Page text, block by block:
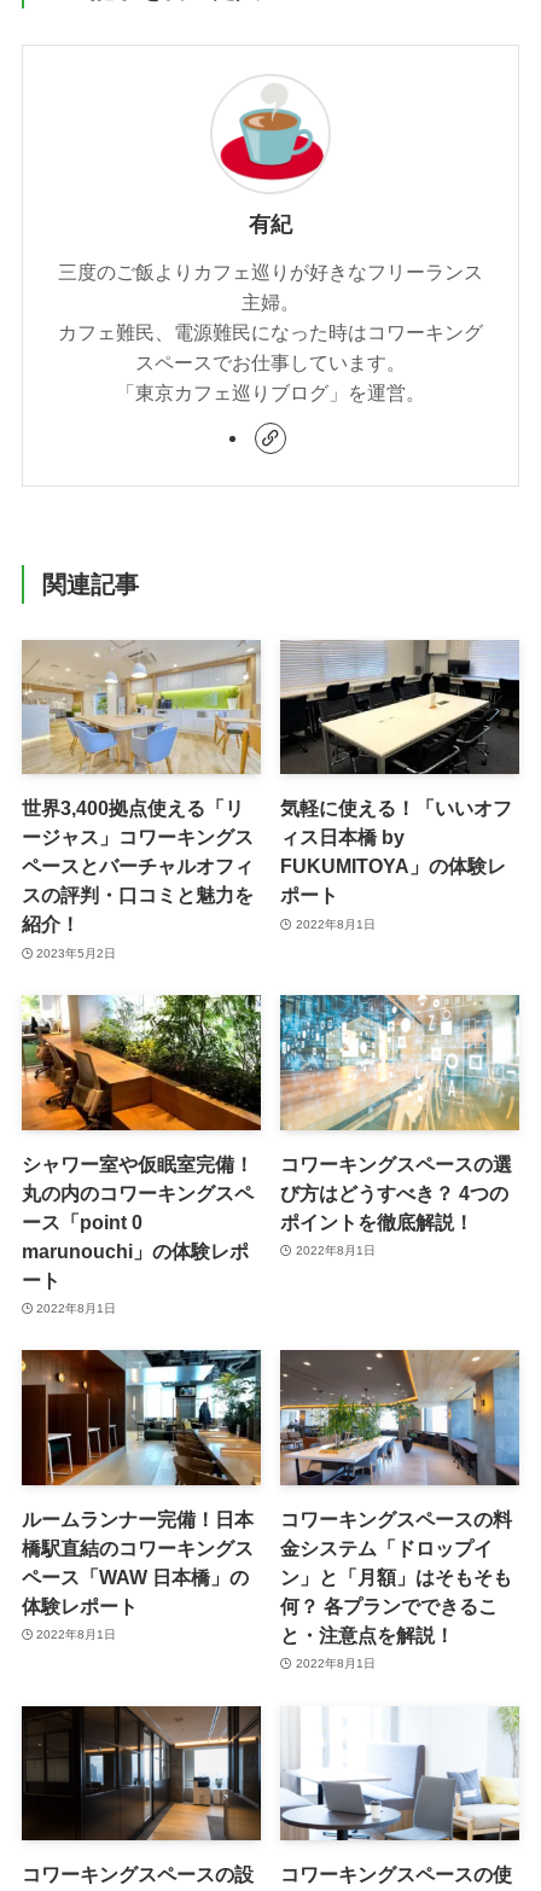
有紀
三度のご飯よりカフェ巡りが好きなフリーランス
主婦。
カフェ難民、電源難民になった時はコワーキング
スペースでお仕事しています。
「東京カフェ巡りブログ」を運営。
関連記事
世界3,400拠点使える「リ
ージャス」コワーキングス
ペースとバーチャルオフィ
スの評判・口コミと魅力を
紹介！
2023年5月2日
気軽に使える！「いいオフ
ィス日本橋 by
FUKUMITOYA」の体験レ
ポート
2022年8月1日
シャワー室や仮眠室完備！
丸の内のコワーキングスペ
ース「point 0
marunouchi」の体験レポ
ート
2022年8月1日
コワーキングスペースの選
び方はどうすべき？ 4つの
ポイントを徹底解説！
2022年8月1日
ルームランナー完備！日本
橋駅直結のコワーキングス
ペース「WAW 日本橋」の
体験レポート
2022年8月1日
コワーキングスペースの料
金システム「ドロップイ
ン」と「月額」はそもそも
何？ 各プランでできるこ
と・注意点を解説！
2022年8月1日
コワーキングスペースの設
コワーキングスペースの使